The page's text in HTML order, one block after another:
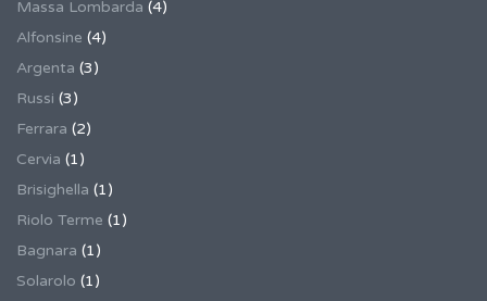
Massa Lombarda (4)
Alfonsine (4)
Argenta (3)
Russi (3)
Ferrara (2)
Cervia (1)
Brisighella (1)
Riolo Terme (1)
Bagnara (1)
Solarolo (1)